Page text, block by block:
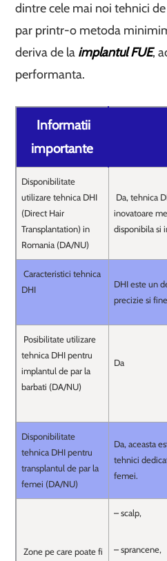
dintre cele mai noi tehnici
par printr-o metoda
deriva de la implantul FUE,
performanta.
Informatii
importante
Disponibilitate
utilizare tehnica DHI
(Direct Hair
Transplantation) in
Romania (DA/NU)
Da, tehnica
inovatoare
disponibila si
Caracteristici tehnica
DHI
DHI este un
precizie si
Posibilitate utilizare
tehnica DHI pentru
implantul de par la
barbati (DA/NU)
Da
Disponibilitate
tehnica DHI pentru
transplantul de par la
femei (DA/NU)
Da, aceasta
tehnici
femei.
Zone pe care poate fi
– scalp,
– sprancene,